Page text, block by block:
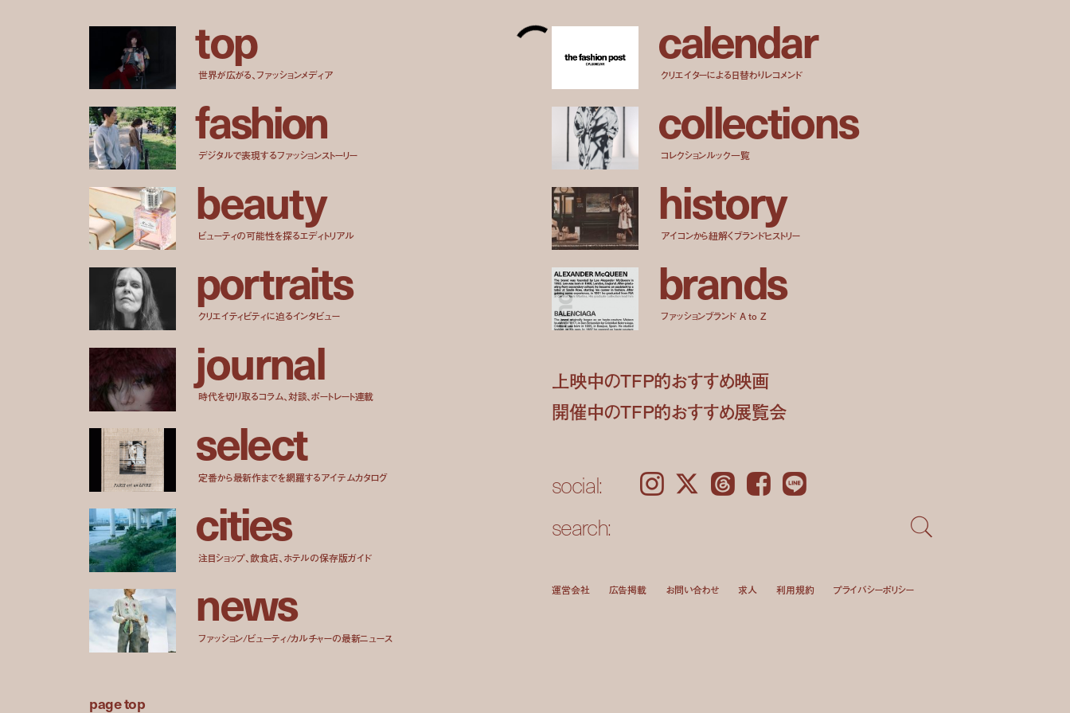
top
世界が広がる、ファッションメディア
fashion
デジタルで表現するファッションストーリー
beauty
ビューティの可能性を探るエディトリアル
portraits
クリエイティビティに迫るインタビュー
journal
時代を切り取るコラム、対談、ポートレート連載
select
定番から最新作までを網羅するアイテムカタログ
cities
注目ショップ、飲食店、ホテルの保存版ガイド
news
ファッション/ビューティ/カルチャーの最新ニュース
calendar
クリエイターによる日替わりレコメンド
collections
コレクションルック一覧
history
アイコンから紐解くブランドヒストリー
brands
ファッションブランド A to Z
上映中のTFP的おすすめ映画
開催中のTFP的おすすめ展覧会
social: Instagram 𝕏 Threads Facebook LINE
search:
運営会社 広告掲載 お問い合わせ 求人 利用規約 プライバシーポリシー
page top